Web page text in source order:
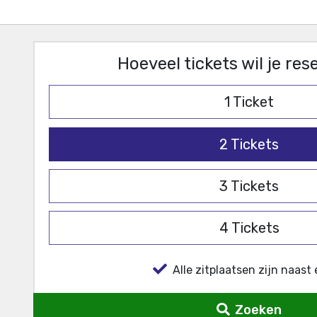
Hoeveel tickets wil je
1 Ticket
2 Tickets
3 Tickets
4 Tickets
Alle zitplaatsen zijn naast
Zoeken